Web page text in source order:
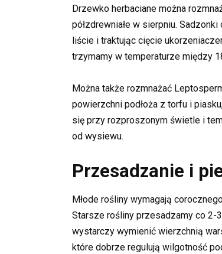
Drzewko herbaciane można
półzdrewniałe w sierpniu.
liście i traktując cięcie
trzymamy w temperaturze między
Można także rozmnażać
powierzchni podłoża z torfu i
się przy rozproszonym świetle i
od wysiewu.
Przesadzanie i
Młode rośliny wymagają
Starsze rośliny przesadzamy co 2-
wystarczy wymienić wierzchnią
które dobrze regulują wilgotność